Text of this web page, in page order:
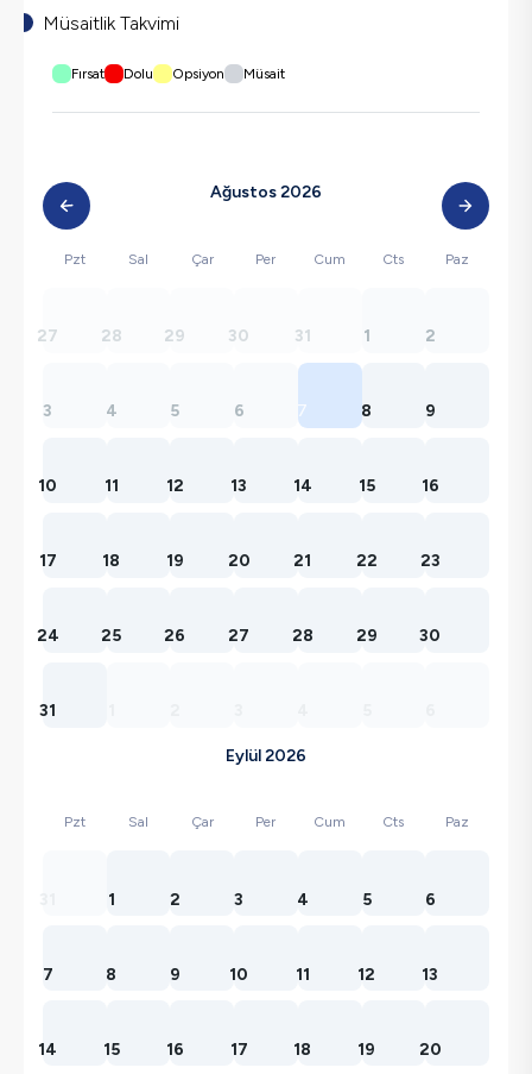
Müsaitlik Takvimi
Fırsat Dolu Opsiyon Müsait
Ağustos 2026
Pzt Sal Çar Per Cum Cts Paz
27 28 29 30 31 1 2
3 4 5 6 7 8 9
10 11 12 13 14 15 16
17 18 19 20 21 22 23
24 25 26 27 28 29 30
31
Eylül 2026
Pzt Sal Çar Per Cum Cts Paz
1 2 3 4 5 6
7 8 9 10 11 12 13
14 15 16 17 18 19 20